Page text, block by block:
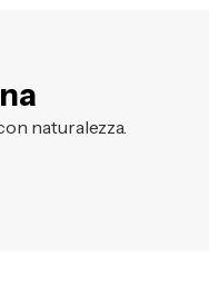
naturalezza.